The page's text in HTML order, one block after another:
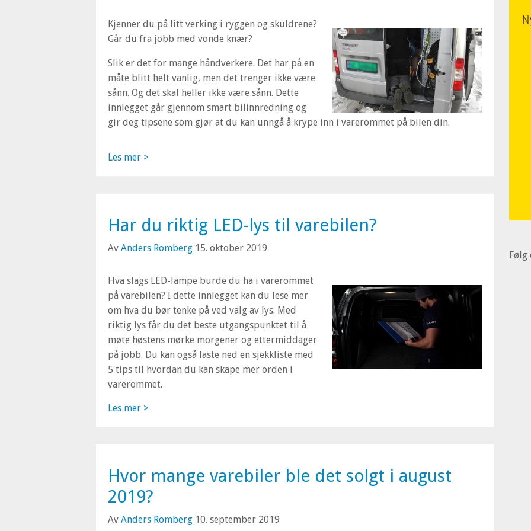
Kjenner du på litt verking i ryggen og skuldrene?
Går du fra jobb med vonde knær?
Slik er det for mange håndverkere. Det har på en
måte blitt helt vanlig, men det trenger ikke være
sånn. Og det skal heller ikke være sånn. Dette
innlegget går gjennom smart bilinnredning og
gir deg tipsene som gjør at du kan unngå å krype inn i varerommet på bilen din.
Les mer >
Har du riktig LED-lys til varebilen?
Av Anders Romberg 15. oktober 2019
Hva slags LED-lampe burde du ha i varerommet
på varebilen? I dette innlegget kan du lese mer
om hva du bør tenke på ved valg av lys. Med
riktig lys får du det beste utgangspunktet til å
møte høstens mørke morgener og ettermiddager
på jobb. Du kan også laste ned en sjekkliste med
5 tips til hvordan du kan skape mer orden i
varerommet.
Les mer >
Hvor mange varebiler ble det solgt i august
2019?
Av Anders Romberg 10. september 2019
Følg